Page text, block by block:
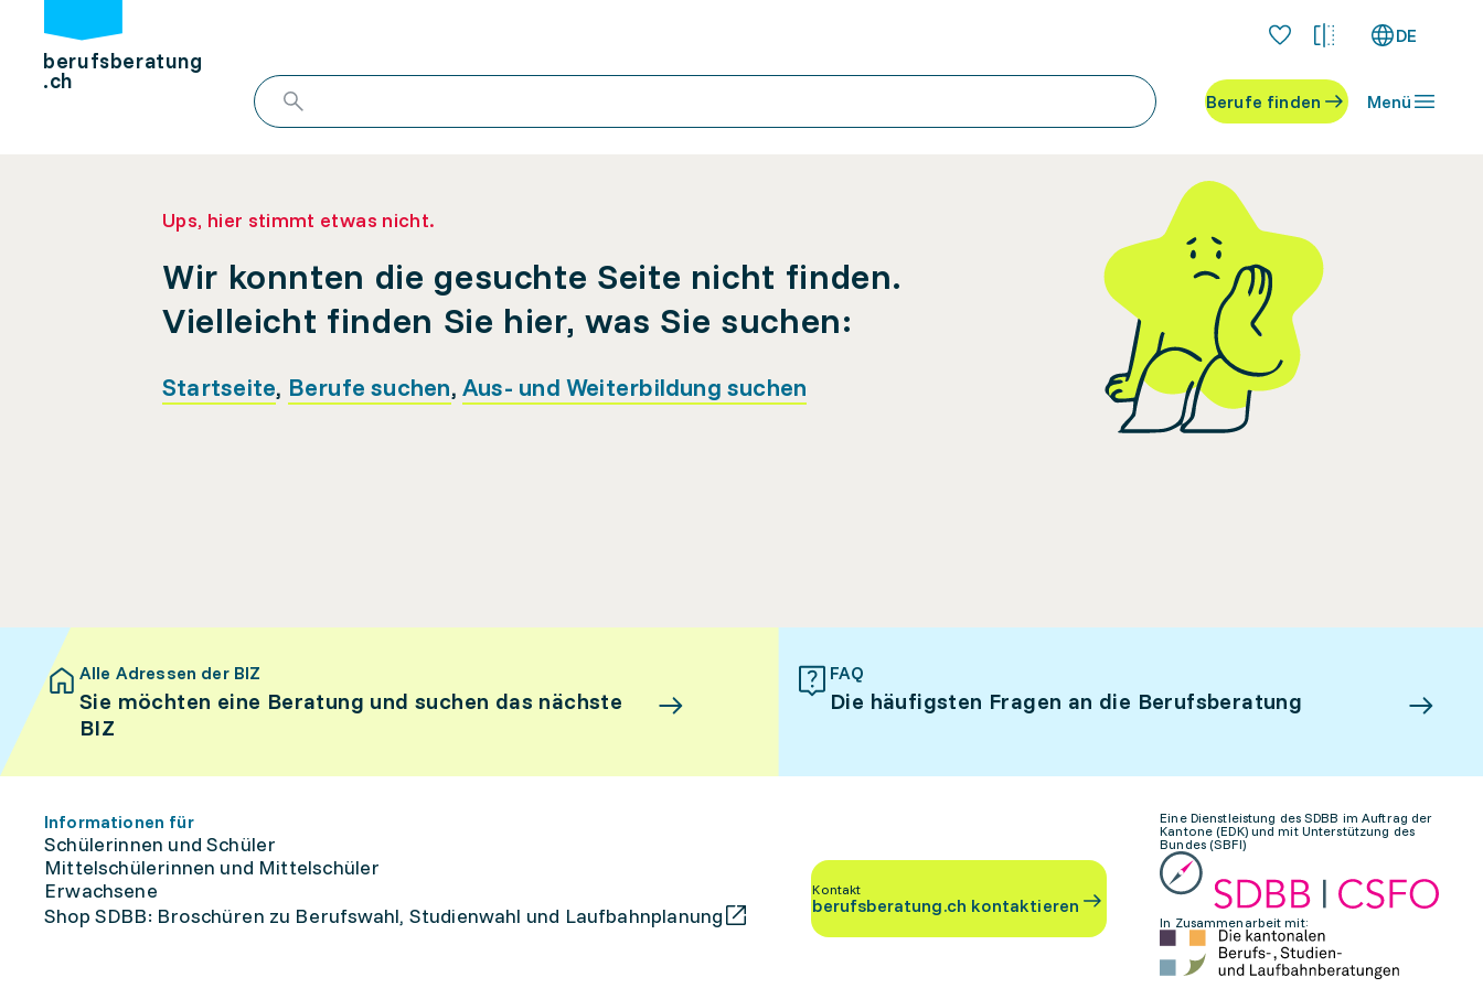
berufsberatung
.ch
DE
Berufe finden Menü
Ups, hier stimmt etwas nicht.
Wir konnten die gesuchte Seite nicht finden.
Vielleicht finden Sie hier, was Sie suchen:
Startseite, Berufe suchen, Aus- und Weiterbildung suchen
Alle Adressen der BIZ
Sie möchten eine Beratung und suchen das nächste
BIZ
FAQ
Die häufigsten Fragen an die Berufsberatung
Informationen für
Schülerinnen und Schüler
Mittelschülerinnen und Mittelschüler
Erwachsene
Shop SDBB: Broschüren zu Berufswahl, Studienwahl und Laufbahnplanung
Kontakt
berufsberatung.ch kontaktieren
Eine Dienstleistung des SDBB im Auftrag der
Kantone (EDK) und mit Unterstützung des
Bundes (SBFI)
In Zusammenarbeit mit: